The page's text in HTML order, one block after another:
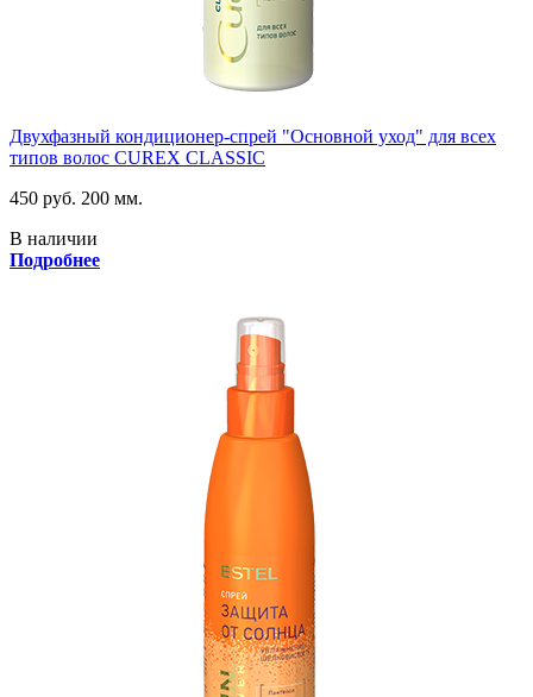
Двухфазный кондиционер-спрей "Основной уход" для всех
типов волос CUREX CLASSIC
450 руб. 200 мм.
В наличии
Подробнее